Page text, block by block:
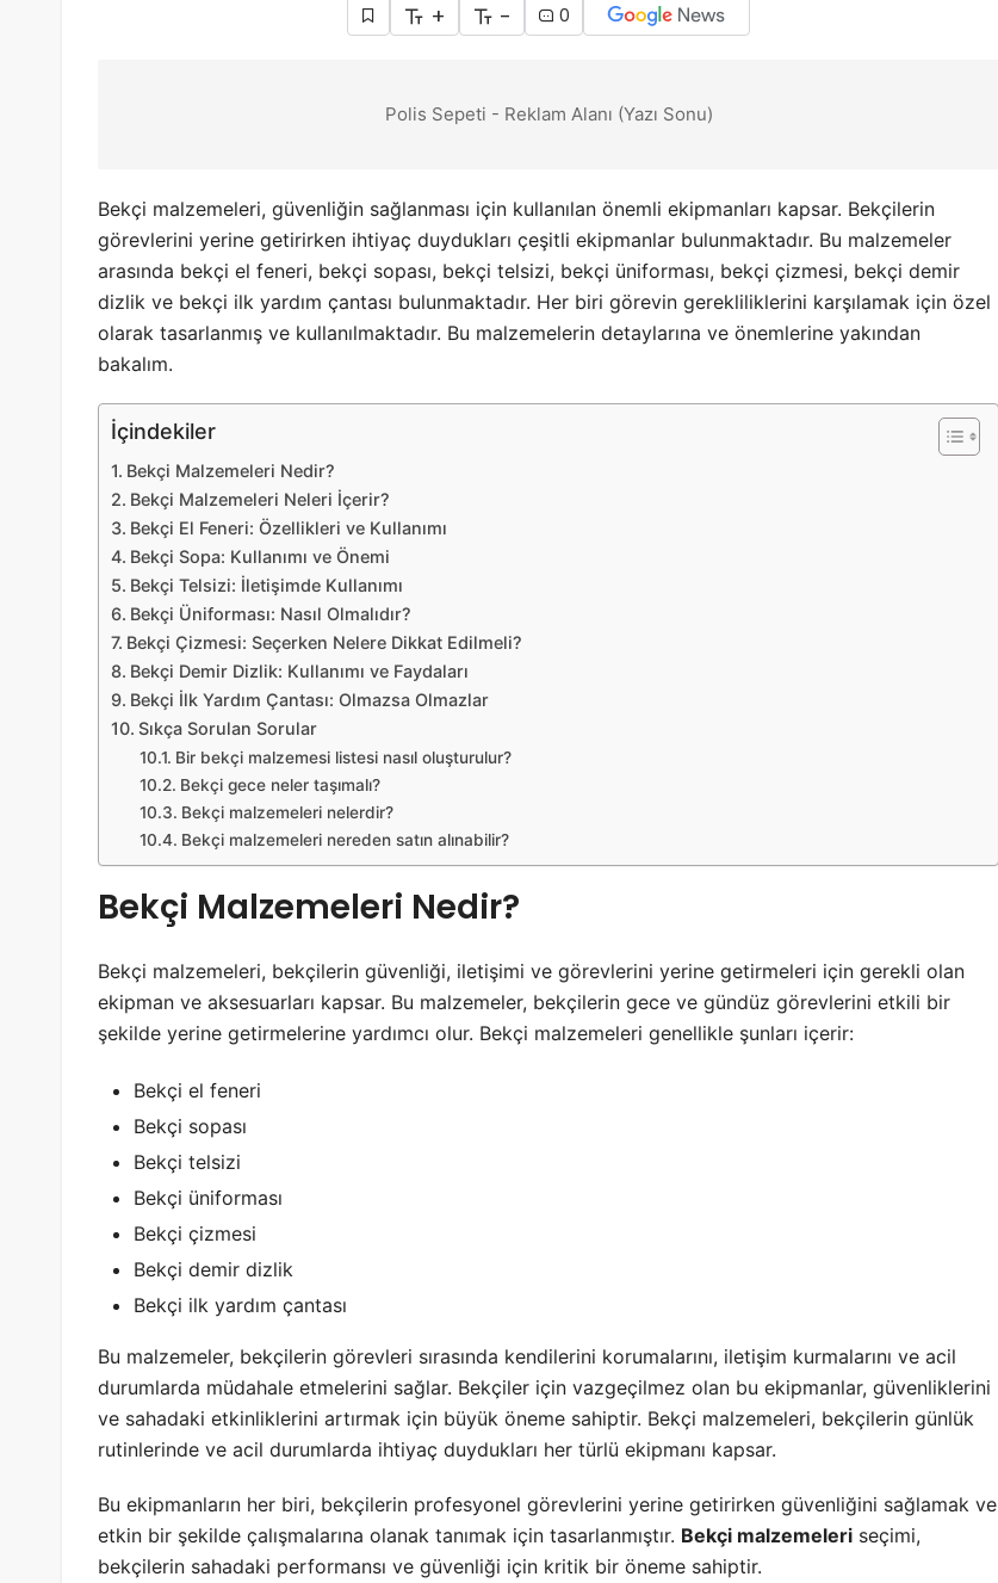
+ - 0
Polis Sepeti - Reklam Alanı (Yazı Sonu)
Bekçi malzemeleri, güvenliğin sağlanması için kullanılan önemli ekipmanları kapsar. Bekçilerin
görevlerini yerine getirirken ihtiyaç duydukları çeşitli ekipmanlar bulunmaktadır. Bu malzemeler
arasında bekçi el feneri, bekçi sopası, bekçi telsizi, bekçi üniforması, bekçi çizmesi, bekçi demir
dizlik ve bekçi ilk yardım çantası bulunmaktadır. Her biri görevin gerekliliklerini karşılamak için özel
olarak tasarlanmış ve kullanılmaktadır. Bu malzemelerin detaylarına ve önemlerine yakından
bakalım.
İçindekiler
Bekçi Malzemeleri Nedir?
Bekçi Malzemeleri Neleri İçerir?
Bekçi El Feneri: Özellikleri ve Kullanımı
Bekçi Sopa: Kullanımı ve Önemi
Bekçi Telsizi: İletişimde Kullanımı
Bekçi Üniforması: Nasıl Olmalıdır?
Bekçi Çizmesi: Seçerken Nelere Dikkat Edilmeli?
Bekçi Demir Dizlik: Kullanımı ve Faydaları
Bekçi İlk Yardım Çantası: Olmazsa Olmazlar
Sıkça Sorulan Sorular
Bir bekçi malzemesi listesi nasıl oluşturulur?
Bekçi gece neler taşımalı?
Bekçi malzemeleri nelerdir?
Bekçi malzemeleri nereden satın alınabilir?
Bekçi Malzemeleri Nedir?
Bekçi malzemeleri, bekçilerin güvenliği, iletişimi ve görevlerini yerine getirmeleri için gerekli olan
ekipman ve aksesuarları kapsar. Bu malzemeler, bekçilerin gece ve gündüz görevlerini etkili bir
şekilde yerine getirmelerine yardımcı olur. Bekçi malzemeleri genellikle şunları içerir:
Bekçi el feneri
Bekçi sopası
Bekçi telsizi
Bekçi üniforması
Bekçi çizmesi
Bekçi demir dizlik
Bekçi ilk yardım çantası
Bu malzemeler, bekçilerin görevleri sırasında kendilerini korumalarını, iletişim kurmalarını ve acil
durumlarda müdahale etmelerini sağlar. Bekçiler için vazgeçilmez olan bu ekipmanlar, güvenliklerini
ve sahadaki etkinliklerini artırmak için büyük öneme sahiptir. Bekçi malzemeleri, bekçilerin günlük
rutinlerinde ve acil durumlarda ihtiyaç duydukları her türlü ekipmanı kapsar.
Bu ekipmanların her biri, bekçilerin profesyonel görevlerini yerine getirirken güvenliğini sağlamak ve
etkin bir şekilde çalışmalarına olanak tanımak için tasarlanmıştır. Bekçi malzemeleri seçimi,
bekçilerin sahadaki performansı ve güvenliği için kritik bir öneme sahiptir.